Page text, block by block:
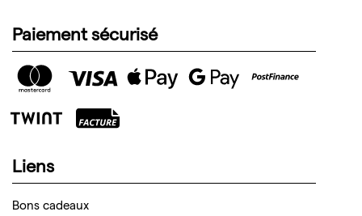
Paiement sécurisé
Liens
Bons cadeaux